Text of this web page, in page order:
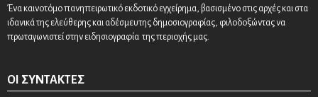
Ένα καινοτόμο πανηπειρωτικό εκδοτικό εγχείρημα, βασισμένο στις αρχές και στα
ιδανικά της ελεύθερης και αδέσμευτης δημοσιογραφίας, φιλοδοξώντας να
πρωταγωνιστεί στην ειδησιογραφία της περιοχής μας.
ΟΙ ΣΥΝΤΆΚΤΕΣ